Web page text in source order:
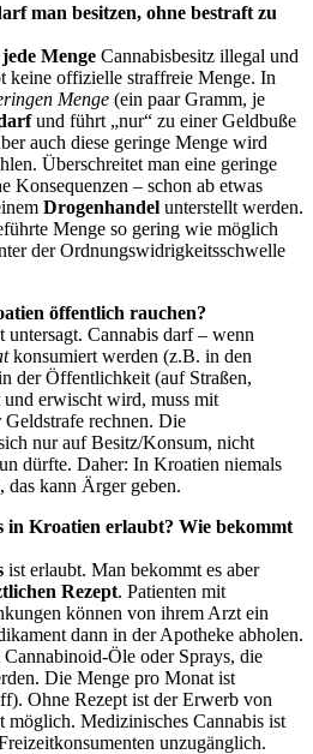
man besitzen, ohne bestraft zu
jede Menge Cannabisbesitz illegal und
keine offizielle straffreie Menge. In
Menge (ein paar Gramm, je
und führt „nur“ zu einer Geldbuße
auch diese geringe Menge wird
Überschreitet man eine geringe
Konsequenzen – schon ab etwas
Drogenhandel unterstellt werden.
Menge so gering wie möglich
der Ordnungswidrigkeitsschwelle
öffentlich rauchen?
untersagt. Cannabis darf – wenn
konsumiert werden (z.B. in den
der Öffentlichkeit (auf Straßen,
erwischt wird, muss mit
rechnen. Die
nur auf Besitz/Konsum, nicht
dürfte. Daher: In Kroatien niemals
das kann Ärger geben.
in Kroatien erlaubt? Wie bekommt
ist erlaubt. Man bekommt es aber
Rezept. Patienten mit
können von ihrem Arzt ein
dann in der Apotheke abholen.
Öle oder Sprays, die
Die Menge pro Monat ist
Ohne Rezept ist der Erwerb von
möglich. Medizinisches Cannabis ist
unzugänglich.